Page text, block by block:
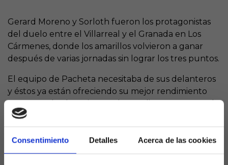
Consentimiento Detalles Acerca de las cookies
Gerard Moreno y Sorloth fueron los protagonistas
del duelo entre el Villarreal y el Granada en Los
Cármenes, donde los amarillos volvieron a ganar
después de varias jornadas sin lograr los tres puntos.
El equipo de Pacheta necesitaba de sus delanteros
y éstos ya están ofreciendo su mejor rendimiento
para que el submarino vuelva a salir a flote. Ante el
conjunto nazarí doblete de Gerard Moreno y tanto
decisivo para Sorloth.